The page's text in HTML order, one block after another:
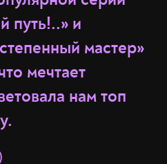
путь!..» и
мастер»
мечтает
нам топ